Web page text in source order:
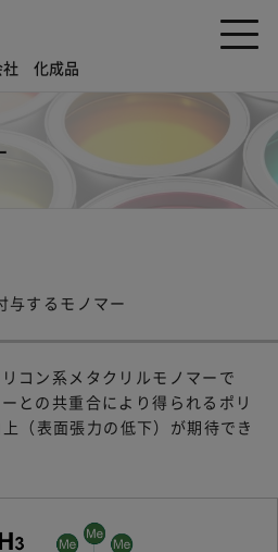
社 化成品
与するモノマー
コン系メタクリルモノマーで
との共重合により得られるポリ
（表面張力の低下）が期待でき